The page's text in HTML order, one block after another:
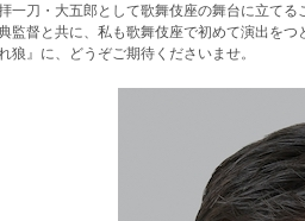
一刀・大五郎として歌舞伎座の舞台に立てる
監督と共に、私も歌舞伎座で初めて演出をつ
狼』に、どうぞご期待くださいませ。